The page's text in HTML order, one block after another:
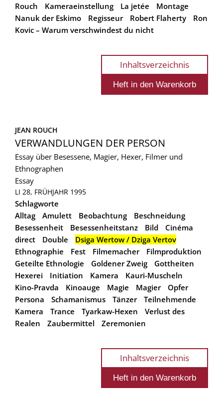
Rouch
Kameraeinstellung La jetée
Montage
Nanuk der Eskimo
Regisseur Robert Flaherty
Ron
Kovic – Warum verschwindest du nicht
Inhaltsverzeichnis
JEAN ROUCH
VERWANDLUNGEN DER PERSON
Essay über Besessene, Magier, Hexer, Filmer und
Ethnographen
Essay
LI 28, FRÜHJAHR 1995
Schlagworte
Alltag
Amulett Beobachtung
Beschneidung
Besessenheit
Besessenheitstanz Bild
Cinéma
direct
Double
Dsiga Wertow / Dziga Vertov
Ethnographie
Fest Filmemacher
Filmproduktion
Geteilte Ethnologie
Goldener Zweig
Gottheiten
Hexerei
Initiation Kamera
Kauri-Muscheln
Kino-Pravda
Kinoauge Magie Magier
Opfer
Persona
Schamanismus Tänzer
Teilnehmende
Kamera
Trance Tyarkaw-Hexen
Verlust des
Realen
Zaubermittel Zeremonien
Inhaltsverzeichnis